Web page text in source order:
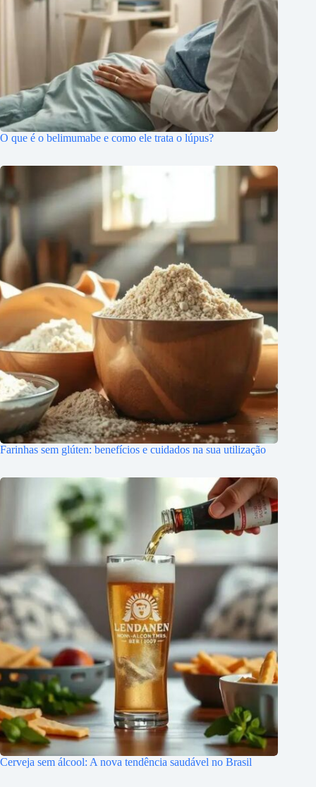
O que é o belimumabe e como ele trata o lúpus?
Farinhas sem glúten: benefícios e cuidados na sua utilização
Cerveja sem álcool: A nova tendência saudável no Brasil